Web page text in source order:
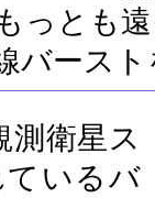
っとも
バース
測衛星ス
いるバ